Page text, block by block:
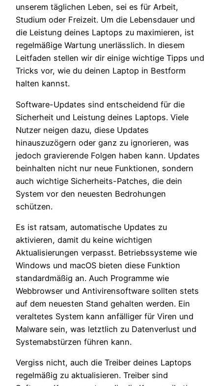
unserem täglichen Leben, sei es für Arbeit,
Studium oder Freizeit. Um die Lebensdauer und
die Leistung deines Laptops zu maximieren, ist
regelmäßige Wartung unerlässlich. In diesem
Leitfaden stellen wir dir einige wichtige Tipps und
Tricks vor, wie du deinen Laptop in Bestform
halten kannst.
Software-Updates sind entscheidend für die
Sicherheit und Leistung deines Laptops. Viele
Nutzer neigen dazu, diese Updates
hinauszuzögern oder ganz zu ignorieren, was
jedoch gravierende Folgen haben kann. Updates
beinhalten nicht nur neue Funktionen, sondern
auch wichtige Sicherheits-Patches, die dein
System vor den neuesten Bedrohungen
schützen.
Es ist ratsam, automatische Updates zu
aktivieren, damit du keine wichtigen
Aktualisierungen verpasst. Betriebssysteme wie
Windows und macOS bieten diese Funktion
standardmäßig an. Auch Programme wie
Webbrowser und Antivirensoftware sollten stets
auf dem neuesten Stand gehalten werden. Ein
veraltetes System kann anfälliger für Viren und
Malware sein, was letztlich zu Datenverlust und
Systemabstürzen führen kann.
Vergiss nicht, auch die Treiber deines Laptops
regelmäßig zu aktualisieren. Treiber sind